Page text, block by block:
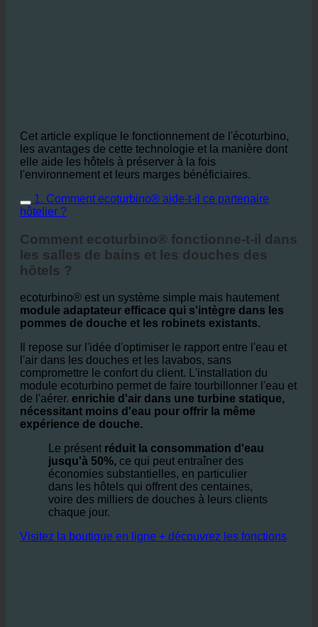
Cet article explique le fonctionnement de l'écoturbino,
les avantages de cette technologie et la manière dont
elle aide les hôtels à préserver à la fois
l'environnement et leurs marges bénéficiaires.
1. Comment ecoturbino® aide-t-il ce partenaire
hôtelier ?
Comment ecoturbino® fonctionne-t-il dans
les salles de bains et les douches des
hôtels ?
ecoturbino® est un système simple mais hautement
module adaptateur efficace qui s'intègre dans les
pommes de douche et les robinets existants.
Il repose sur l'idée d'optimiser le rapport entre l'eau et
l'air dans les douches et les lavabos, sans
compromettre le confort du client. L'installation du
module ecoturbino permet de faire tourbillonner l'eau et
de l'aérer.enrichie d'air dans une turbine statique,
nécessitant moins d'eau pour offrir la même
expérience de douche.
Le présent réduit la consommation d'eau
jusqu'à 50%,ce qui peut entraîner des
économies substantielles, en particulier
dans les hôtels qui offrent des centaines,
voire des milliers de douches à leurs clients
chaque jour.